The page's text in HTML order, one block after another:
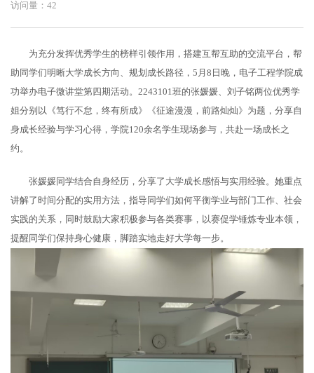
访问量： 42
为充分发挥优秀学生的榜样引领作用，搭建互帮互助的交流平台，帮
助同学们明晰大学成长方向、规划成长路径，5月8日晚，电子工程学院成
功举办电子微讲堂第四期活动。2243101班的张媛媛、刘子铭两位优秀学
姐分别以《笃行不怠，终有所成》《征途漫漫，前路灿灿》为题，分享自
身成长经验与学习心得，学院120余名学生现场参与，共赴一场成长之
约。
张媛媛同学结合自身经历，分享了大学成长感悟与实用经验。她重点
讲解了时间分配的实用方法，指导同学们如何平衡学业与部门工作、社会
实践的关系，同时鼓励大家积极参与各类赛事，以赛促学锤炼专业本领，
提醒同学们保持身心健康，脚踏实地走好大学每一步。